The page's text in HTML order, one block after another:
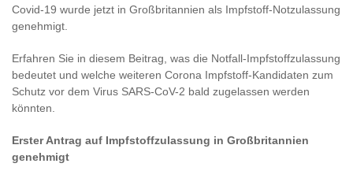
Covid-19 wurde jetzt in Großbritannien als Impfstoff-Notzulassung
genehmigt.
Erfahren Sie in diesem Beitrag, was die Notfall-Impfstoffzulassung
bedeutet und welche weiteren Corona Impfstoff-Kandidaten zum
Schutz vor dem Virus SARS-CoV-2 bald zugelassen werden
könnten.
Erster Antrag auf Impfstoffzulassung in Großbritannien
genehmigt